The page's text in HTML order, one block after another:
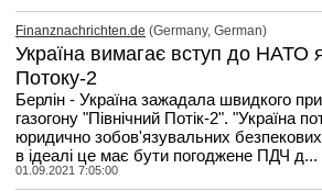
Finanznachrichten.de (Germany, German)
Україна вимагає вступ до НАТО
Потоку-2
Берлін - Україна зажадала швидкого
газогону "Північний Потік-2". "Україна
юридично зобов'язувальних
в ідеалі це має бути погоджене ПДЧ д...
01.09.2021 7:05:00